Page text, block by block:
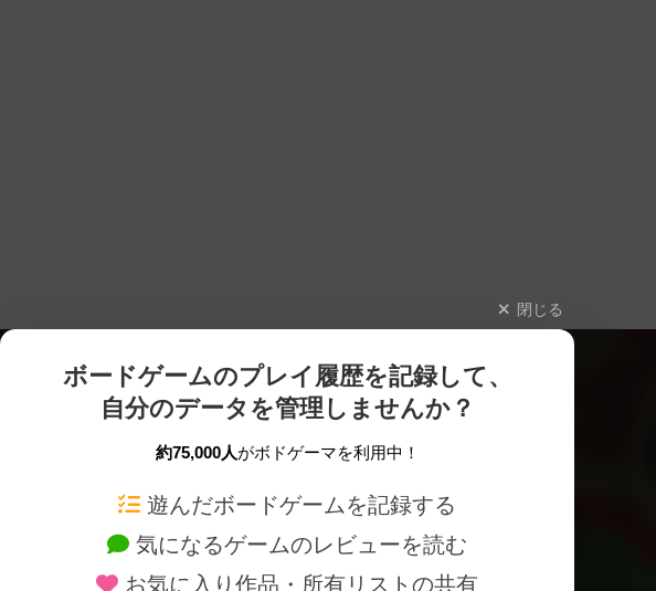
閉じる
ボードゲームのプレイ履歴を記録して、
自分のデータを管理しませんか？
約75,000人がボドゲーマを利用中！
遊んだボードゲームを記録する
気になるゲームのレビューを読む
お気に入り作品・所有リストの共有
ボードゲームを検索する 新作・再入荷情報